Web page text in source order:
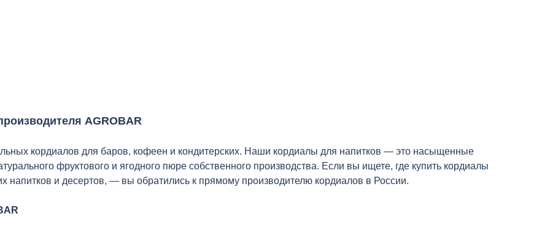
AGROBAR
кордиалов для баров, кофеен и кондитерских. Наши кордиалы для напитков — это насыщенные
фруктового и ягодного пюре собственного производства. Если вы ищете, где купить кордиалы
напитков и десертов, — вы обратились к прямому производителю кордиалов в России.